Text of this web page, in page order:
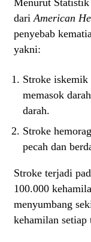
Menurut Statistik
dariAmerican
penyebab
yakni:
Stroke
memasok
darah.
Stroke
pecah dan
Stroke terjadi
100.000
menyumbang
kehamilan setiap